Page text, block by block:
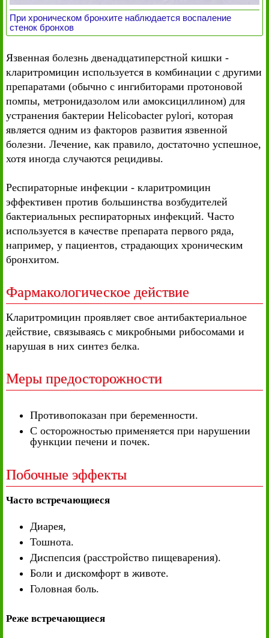
При хроническом бронхите наблюдается воспаление
стенок бронхов
Язвенная болезнь двенадцатиперстной кишки -
кларитромицин используется в комбинации с другими
препаратами (обычно с ингибиторами протоновой
помпы, метронидазолом или амоксициллином) для
устранения бактерии Helicobacter pylori, которая
является одним из факторов развития язвенной
болезни. Лечение, как правило, достаточно успешное,
хотя иногда случаются рецидивы.
Респираторные инфекции - кларитромицин
эффективен против большинства возбудителей
бактериальных респираторных инфекций. Часто
используется в качестве препарата первого ряда,
например, у пациентов, страдающих хроническим
бронхитом.
Фармакологическое действие
Кларитромицин проявляет свое антибактериальное
действие, связываясь с микробными рибосомами и
нарушая в них синтез белка.
Меры предосторожности
Противопоказан при беременности.
С осторожностью применяется при нарушении
функции печени и почек.
Побочные эффекты
Часто встречающиеся
Диарея,
Тошнота.
Диспепсия (расстройство пищеварения).
Боли и дискомфорт в животе.
Головная боль.
Реже встречающиеся